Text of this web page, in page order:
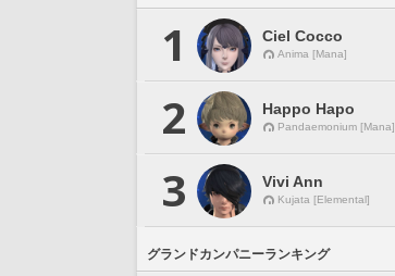
1 Ciel Cocco
Anima [Mana]
2 Happo Hapo
Pandaemonium [Mana]
3 Vivi Ann
Kujata [Elemental]
グランドカンパニーランキング